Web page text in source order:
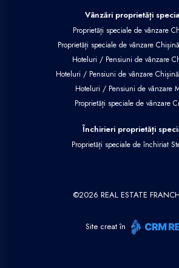
Vânzări proprietăți
Proprietăți speciale de vânzare
Proprietăți speciale de vânzare
Hoteluri / Pensiuni de vânzare
Hoteluri / Pensiuni de vânzare
Hoteluri / Pensiuni de vânzare
Proprietăți speciale de vânzare
Închirieri proprietăți
Proprietăți speciale de închiriat
©2026 REAL ESTATE
Site creat în